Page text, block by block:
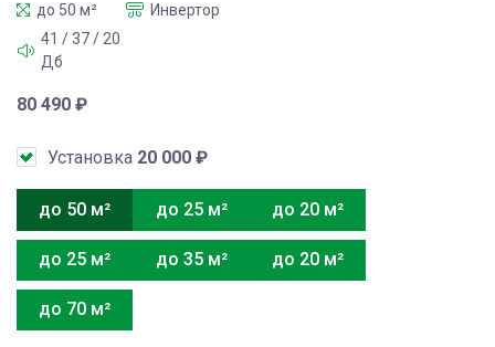
до 50 м²
Инвертор
41 / 37 / 20
Дб
80 490 ₽
Установка 20 000 ₽
до 50 м² до 25 м² до 20 м²
до 25 м² до 35 м² до 20 м²
до 70 м²